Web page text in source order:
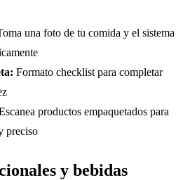
una foto de tu comida y el sistema
Formato checklist para completar
productos empaquetados para
preciso
y bebidas